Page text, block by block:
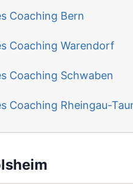
Coaching Bern
Coaching Warendorf
Coaching Schwaben
Coaching Rheingau-